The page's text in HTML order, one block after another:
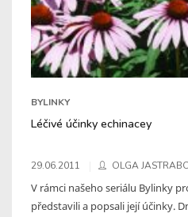
BYLINKY
Léčivé účinky echinacey
29.06.2011 OLGA
V rámci našeho seriálu Bylinky
představili a popsali její účinky.